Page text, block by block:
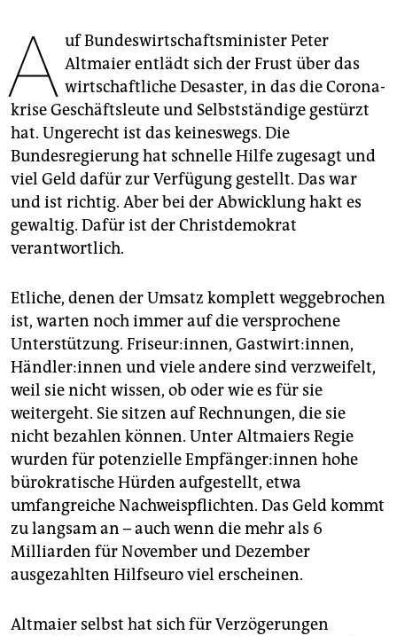
genossenschaft
epaper login
A uf Bundeswirtschaftsminister Peter
Altmaier entlädt sich der Frust über das
wirtschaftliche Desaster, in das die Corona­
krise Geschäftsleute und Selbstständige gestürzt
hat. Ungerecht ist das keineswegs. Die
Bundesregierung hat schnelle Hilfe zugesagt und
viel Geld dafür zur Verfügung gestellt. Das war
und ist richtig. Aber bei der Abwicklung hakt es
gewaltig. Dafür ist der Christdemokrat
verantwortlich.
Etliche, denen der Umsatz komplett weggebrochen
ist, warten noch immer auf die versprochene
Unterstützung. Friseur:innen, Gastwirt:innen,
Händ­le­r:in­nen und viele andere sind verzweifelt,
weil sie nicht wissen, ob oder wie es für sie
weitergeht. Sie sitzen auf Rechnungen, die sie
nicht bezahlen können. Unter Altmaiers Regie
wurden für potenzielle Emp­fän­ge­r:in­nen hohe
bürokratische Hürden aufgestellt, etwa
umfangreiche Nachweispflichten. Das Geld kommt
zu langsam an – auch wenn die mehr als 6
Milliarden für November und Dezember
ausgezahlten Hilfseuro viel erscheinen.
Altmaier selbst hat sich für Verzögerungen